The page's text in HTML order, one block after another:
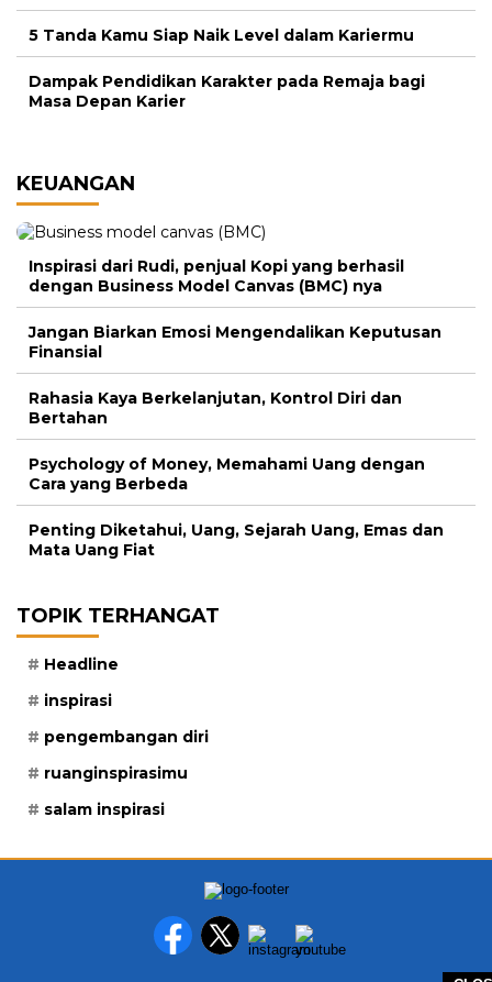
5 Tanda Kamu Siap Naik Level dalam Kariermu
Dampak Pendidikan Karakter pada Remaja bagi
Masa Depan Karier
KEUANGAN
Inspirasi dari Rudi, penjual Kopi yang berhasil
dengan Business Model Canvas (BMC) nya
Jangan Biarkan Emosi Mengendalikan Keputusan
Finansial
Rahasia Kaya Berkelanjutan, Kontrol Diri dan
Bertahan
Psychology of Money, Memahami Uang dengan
Cara yang Berbeda
Penting Diketahui, Uang, Sejarah Uang, Emas dan
Mata Uang Fiat
TOPIK TERHANGAT
Headline
inspirasi
pengembangan diri
ruanginspirasimu
salam inspirasi